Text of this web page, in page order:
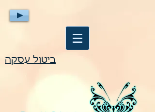
ביטול עסקה